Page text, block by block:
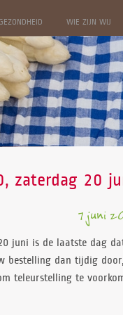
WIE ZIJN WIJ
zaterdag 20
7 juni
juni is de laatste dag
bestelling dan tijdig
teleurstelling te